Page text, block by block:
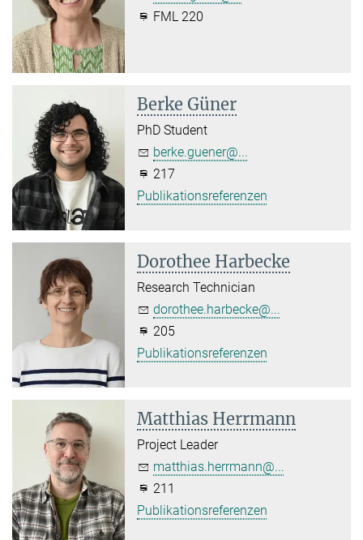
FML 220
Berke Güner
PhD Student
berke.guener@...
217
Publikationsreferenzen
Dorothee Harbecke
Research Technician
dorothee.harbecke@...
205
Publikationsreferenzen
Matthias Herrmann
Project Leader
matthias.herrmann@...
211
Publikationsreferenzen